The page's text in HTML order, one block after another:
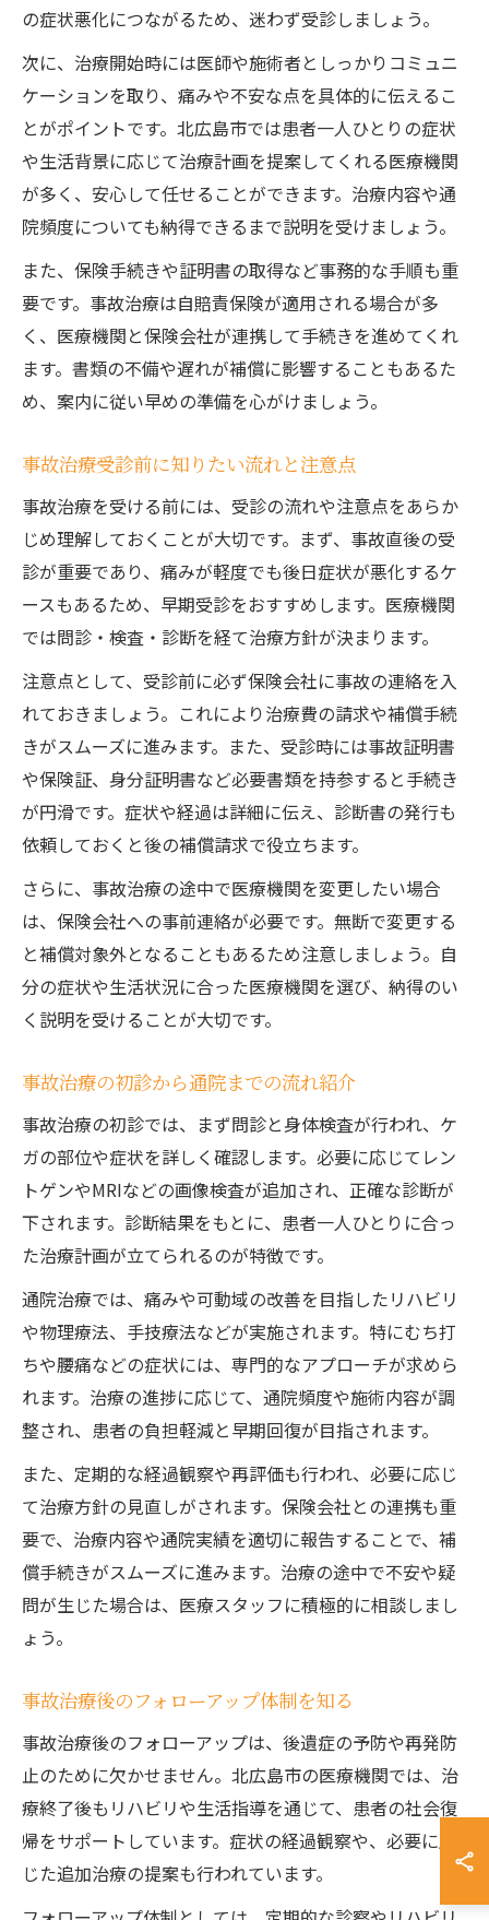
の症状悪化につながるため、迷わず受診しましょう。
次に、治療開始時には医師や施術者としっかりコミュニ
ケーションを取り、痛みや不安な点を具体的に伝えるこ
とがポイントです。北広島市では患者一人ひとりの症状
や生活背景に応じて治療計画を提案してくれる医療機関
が多く、安心して任せることができます。治療内容や通
院頻度についても納得できるまで説明を受けましょう。
また、保険手続きや証明書の取得など事務的な手順も重
要です。事故治療は自賠責保険が適用される場合が多
く、医療機関と保険会社が連携して手続きを進めてくれ
ます。書類の不備や遅れが補償に影響することもあるた
め、案内に従い早めの準備を心がけましょう。
事故治療受診前に知りたい流れと注意点
事故治療を受ける前には、受診の流れや注意点をあらか
じめ理解しておくことが大切です。まず、事故直後の受
診が重要であり、痛みが軽度でも後日症状が悪化するケ
ースもあるため、早期受診をおすすめします。医療機関
では問診・検査・診断を経て治療方針が決まります。
注意点として、受診前に必ず保険会社に事故の連絡を入
れておきましょう。これにより治療費の請求や補償手続
きがスムーズに進みます。また、受診時には事故証明書
や保険証、身分証明書など必要書類を持参すると手続き
が円滑です。症状や経過は詳細に伝え、診断書の発行も
依頼しておくと後の補償請求で役立ちます。
さらに、事故治療の途中で医療機関を変更したい場合
は、保険会社への事前連絡が必要です。無断で変更する
と補償対象外となることもあるため注意しましょう。自
分の症状や生活状況に合った医療機関を選び、納得のい
く説明を受けることが大切です。
事故治療の初診から通院までの流れ紹介
事故治療の初診では、まず問診と身体検査が行われ、ケ
ガの部位や症状を詳しく確認します。必要に応じてレン
トゲンやMRIなどの画像検査が追加され、正確な診断が
下されます。診断結果をもとに、患者一人ひとりに合っ
た治療計画が立てられるのが特徴です。
通院治療では、痛みや可動域の改善を目指したリハビリ
や物理療法、手技療法などが実施されます。特にむち打
ちや腰痛などの症状には、専門的なアプローチが求めら
れます。治療の進捗に応じて、通院頻度や施術内容が調
整され、患者の負担軽減と早期回復が目指されます。
また、定期的な経過観察や再評価も行われ、必要に応じ
て治療方針の見直しがされます。保険会社との連携も重
要で、治療内容や通院実績を適切に報告することで、補
償手続きがスムーズに進みます。治療の途中で不安や疑
問が生じた場合は、医療スタッフに積極的に相談しまし
ょう。
事故治療後のフォローアップ体制を知る
事故治療後のフォローアップは、後遺症の予防や再発防
止のために欠かせません。北広島市の医療機関では、治
療終了後もリハビリや生活指導を通じて、患者の社会復
帰をサポートしています。症状の経過観察や、必要に応
じた追加治療の提案も行われています。